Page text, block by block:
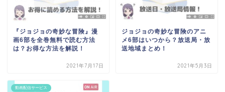
『ジョジョの奇妙な冒険』漫
画6部を全巻無料で読む方法
は？お得な方法を解説！
2021年7月17日
ジョジョの奇妙な冒険のアニ
メ6部はいつから？放送局・放
送地域まとめ！
2021年5月3日
動画配信サービス